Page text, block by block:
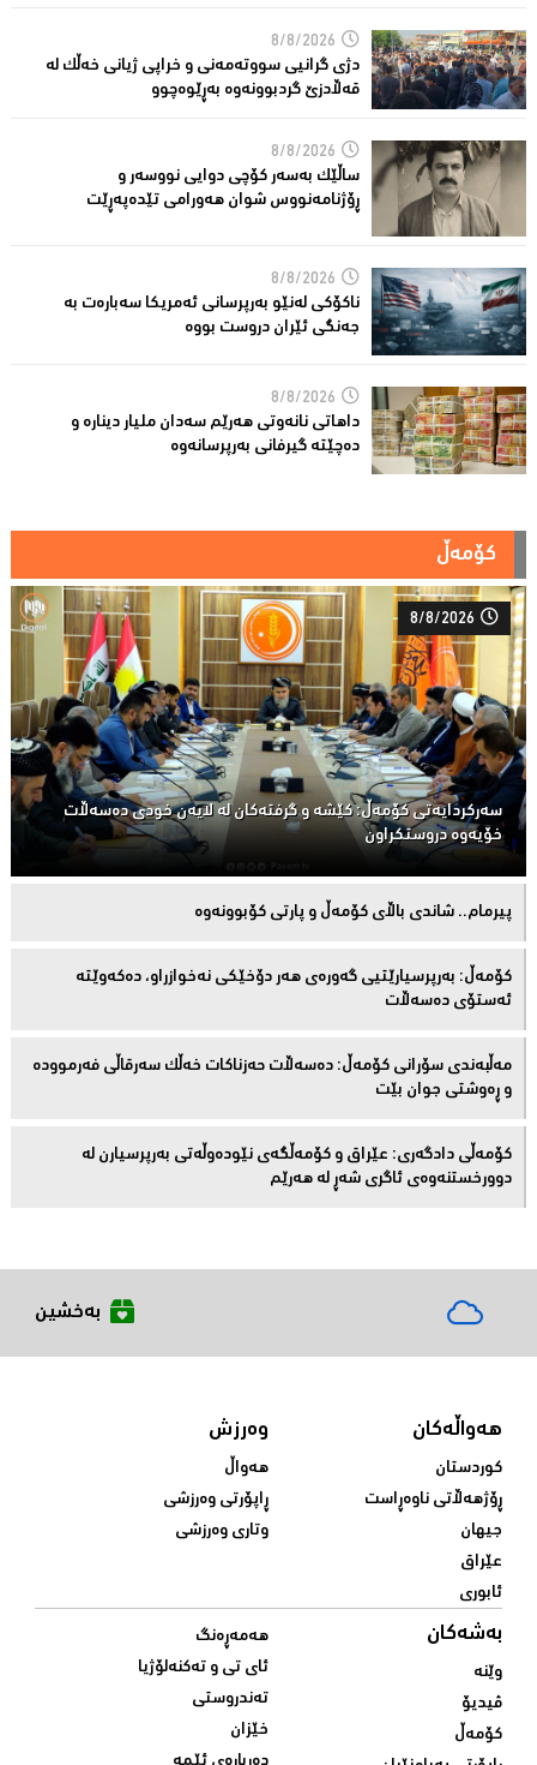
8/8/2026
دژی گرانیی سووتەمەنی و خراپی ژیانی خەڵك لە
قەڵادزێ‌ گردبوونەوە بەڕێوەچوو
8/8/2026
ساڵێك بەسەر كۆچی دوایی نووسەر و
ڕۆژنامەنووس شوان هەورامی تێدەپەڕێت
8/8/2026
ناكۆكی لەنێو بەرپرسانى ئەمریكا سەبارەت بە
جەنگی ئێران دروست بووە
8/8/2026
داهاتی نانەوتی هەرێم سەدان ملیار دینارە و
دەچێتە گیرفانی بەرپرسانەوە
کۆمەڵ
8/8/2026
سەركردایەتی كۆمەڵ: كێشە و گرفتەكان لە لایەن خودی دەسەڵات
خۆیەوە دروستكراون
پیرمام.. شاندی باڵای كۆمه‌ڵ و پارتی كۆبوونه‌وه‌
كۆمەڵ: بەرپرسیارێتیی گەورەی هەر دۆخێکی نەخوازراو، دەكەوێتە
ئەستۆی دەسەڵات
مەڵبەندى سۆرانى کۆمەڵ: دەسەڵات حەزناکات خەڵک سەرقاڵى فەرموودە
و ڕەوشتى جوان بێت
کۆمەڵى دادگەرى: عێراق و كۆمەڵگەی نێودەوڵەتی بەرپرسیارن لە
دوورخستنەوەى ئاگری شەڕ لە هەرێم
بەخشین
هەواڵەکان
کوردستان
ڕۆژهەڵاتی ناوەڕاست
جیهان
عێراق
ئابوری
وەرزش
هەواڵ
ڕاپۆرتی وەرزشی
وتاری وەرزشی
بەشەکان
وێنە
ڤیدیۆ
کۆمەڵ
هەمەڕەنگ
ئای تی و تەکنەلۆژیا
تەندروستی
خێزان